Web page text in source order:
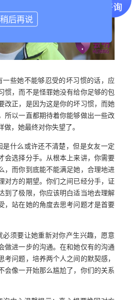
一些她不能够忍受的坏习惯的话，应
惯，而不是怪罪她没有给你足够的包
改正，是因为这是你的坏习惯，而她
所以一直都期待着你能够做出一些改
做，她最终对你失望了。
是什么或许还不清楚，但是女友一定
会选择分手。从根本上来讲，你需要
，而你到底能不能满足她，合理地进
对方的期望。你们之间已经分手，证
到了极限，你应该明白适当地去理解
，站在她的角度去思考问题才是首要
必须要让她重新对你产生兴趣，愿意
做进一步的沟通。在和她仅有的沟通
考问题，培养两个人之间的默契感，
会像一开始那么尴尬了，你们的关系
稍后再说